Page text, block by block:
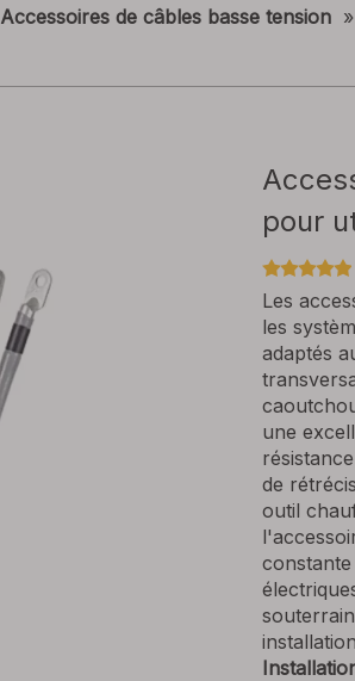
Accessoires de câbles basse tension »
pour
Les
les
adaptés
une
de
outil